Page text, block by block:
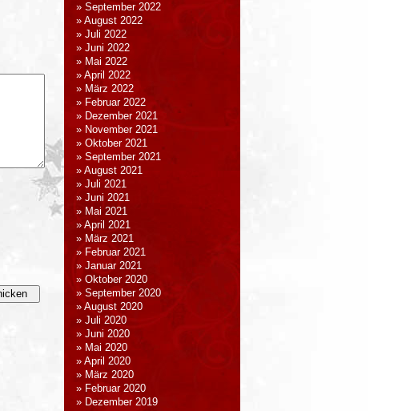
September 2022
August 2022
Juli 2022
Juni 2022
Mai 2022
April 2022
März 2022
Februar 2022
Dezember 2021
November 2021
Oktober 2021
September 2021
August 2021
Juli 2021
Juni 2021
Mai 2021
April 2021
März 2021
Februar 2021
Januar 2021
Oktober 2020
September 2020
August 2020
Juli 2020
Juni 2020
Mai 2020
April 2020
März 2020
Februar 2020
Dezember 2019